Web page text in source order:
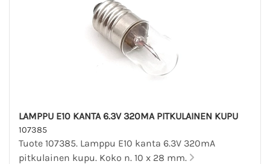
LAMPPU E10 KANTA 6.3V 320MA PITKULAINEN KUPU
107385
Tuote 107385. Lamppu E10 kanta 6.3V 320mA
pitkulainen kupu. Koko n. 10 x 28 mm.